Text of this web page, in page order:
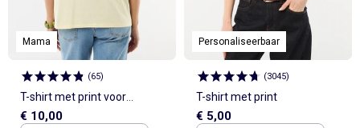
Mama
(65)
T-shirt met print voor
borstvoeding
€ 10,00
Personaliseerbaar
(3045)
T-shirt met print
€ 5,00